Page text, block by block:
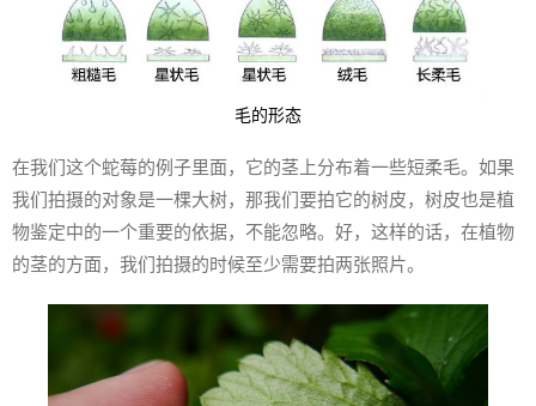
毛的形态
在我们这个蛇莓的例子里面，它的茎上分布着一些短柔毛。如果
我们拍摄的对象是一棵大树，那我们要拍它的树皮，树皮也是植
物鉴定中的一个重要的依据，不能忽略。好，这样的话，在植物
的茎的方面，我们拍摄的时候至少需要拍两张照片。